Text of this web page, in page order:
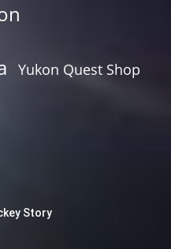
Yukon Quest Shop
Story